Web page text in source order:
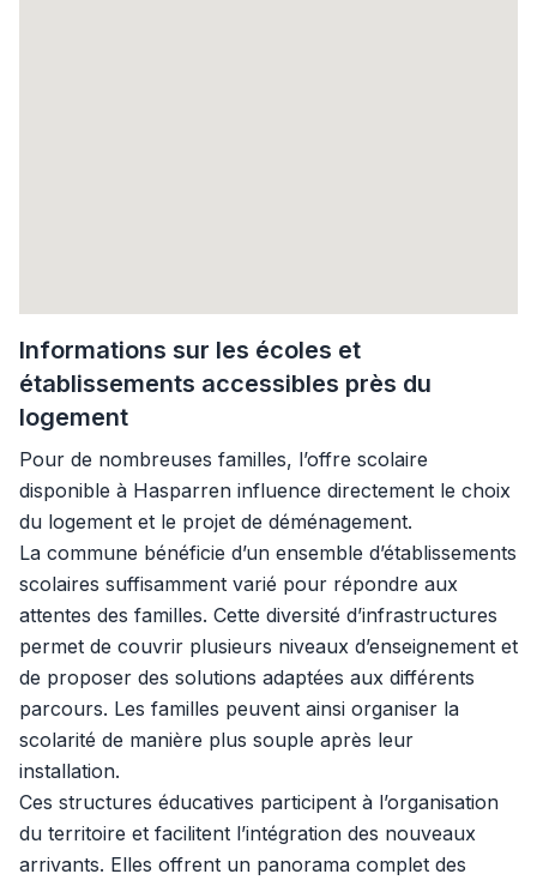
Informations sur les écoles et
établissements accessibles près du
logement
Pour de nombreuses familles, l’offre scolaire
disponible à Hasparren influence directement le choix
du logement et le projet de déménagement.
La commune bénéficie d’un ensemble d’établissements
scolaires suffisamment varié pour répondre aux
attentes des familles. Cette diversité d’infrastructures
permet de couvrir plusieurs niveaux d’enseignement et
de proposer des solutions adaptées aux différents
parcours. Les familles peuvent ainsi organiser la
scolarité de manière plus souple après leur
installation.
Ces structures éducatives participent à l’organisation
du territoire et facilitent l’intégration des nouveaux
arrivants. Elles offrent un panorama complet des